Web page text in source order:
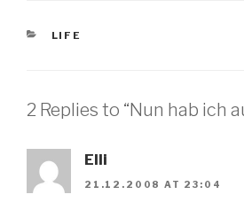
CATEGORIES
LIFE
2 Replies to “Nun hab ich
Elli
21.12.2008 AT 23:04